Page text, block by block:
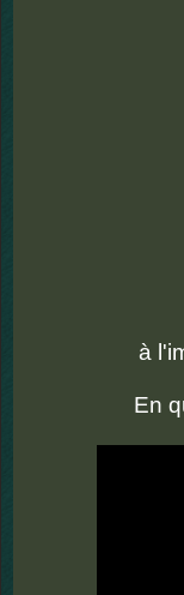
à
En